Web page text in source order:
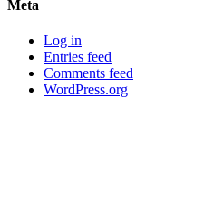
Meta
Log in
Entries feed
Comments feed
WordPress.org